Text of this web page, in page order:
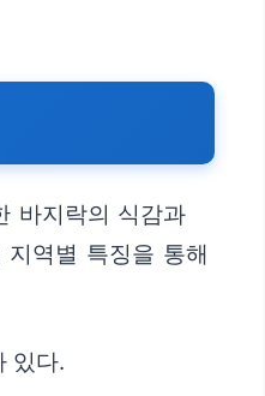
바지락의 식감과
역별 특징을 통해
있다.